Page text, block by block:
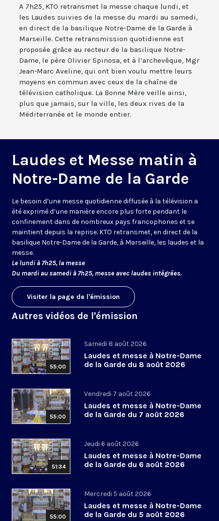
A 7h25, KTO retransmet la messe chaque lundi, et
les Laudes suivies de la messe du mardi au samedi,
en direct de la basilique Notre-Dame de la Garde à
Marseille. Cette retransmission quotidienne est
proposée grâce au recteur de la basilique Notre-
Dame, le père Olivier Spinosa, et à l’archevêque, Mgr
Jean-Marc Aveline, qui ont bien voulu mettre leurs
moyens en commun avec ceux de la chaîne de
télévision catholique. La Bonne Mère veille ainsi,
plus que jamais, sur la ville, les deux rives de la
Méditerranée et le monde entier.
Laudes et Messe matin à
Notre-Dame de la Garde
Le besoin d’une messe quotidienne diffusée à la télévision a
été exprimé d’une manière encore plus forte pendant le
confinement dans de nombreux pays francophones et se
maintient depuis la reprise. KTO retransmet, en direct de la
basilique Notre-Dame de la Garde, à Marseille, les laudes et la
messe.
Le lundi à 7h25, la messe
Du mardi au samedi à 7h25, messe avec laudes intégrées.
Visiter la page de l'émission
Autres vidéos de l'émission
55:00
Samedi 8 août 2026
Laudes et messe à Notre-Dame
de la Garde du 8 août 2026
55:00
Vendredi 7 août 2026
Laudes et messe à Notre-Dame
de la Garde du 7 août 2026
51:34
Jeudi 6 août 2026
Laudes et messe à Notre-Dame
de la Garde du 6 août 2026
55:00
Mercredi 5 août 2026
Laudes et messe à Notre-Dame
de la Garde du 5 août 2026